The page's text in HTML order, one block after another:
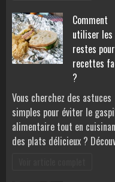
Comment
utiliser les
restes
recettes
?
Vous cherchez des astuces
simples pour éviter le
alimentaire tout en
des plats délicieux ?